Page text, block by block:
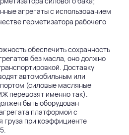
агрегаты с использованием
герметизатора рабочего
обеспечить сохранность
без масла, оно должно
Доставку
автомобильным или
(силовые масляные
перевозят именно так).
быть оборудован
платформой с
груза при коэффициенте